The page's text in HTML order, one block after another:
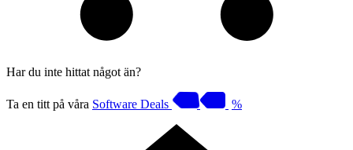
Har du inte hittat något än?
Ta en titt på våra Software Deals %